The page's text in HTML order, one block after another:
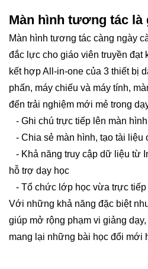
Màn hình tương tác là
Màn hình tương tác càng ngày
đắc lực cho giáo viên truyền đạt
kết hợp All-in-one của 3 thiết bị
phấn, máy chiếu và máy tính,
đến trải nghiệm mới mẻ trong
- Ghi chú trực tiếp lên màn
- Chia sẻ màn hình, tạo tài liệu
- Khả năng truy cập dữ liệu từ
hỗ trợ dạy học
- Tổ chức lớp học vừa trực tiếp
Với những khả năng đặc biệt
giúp mở rộng phạm vi giảng
mang lại những bài học đổi mới